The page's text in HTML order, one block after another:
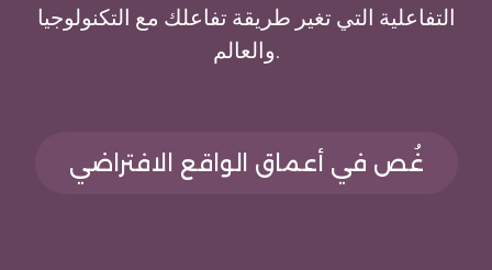
التفاعلية التي تغير طريقة تفاعلك مع التكنولوجيا
والعالم.